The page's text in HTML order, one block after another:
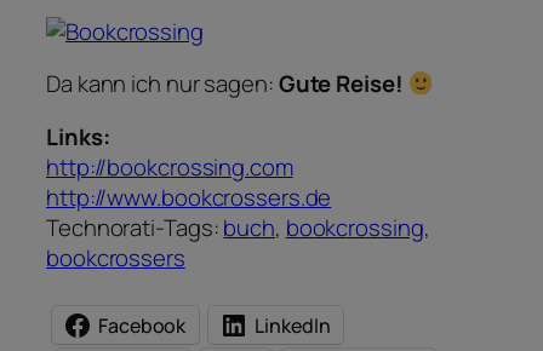
Da kann ich nur sagen:Gute Reise!
Links:
http://bookcrossing.com
http://www.bookcrossers.de
Technorati-Tags:buch, bookcrossing,
bookcrossers
Facebook
LinkedIn